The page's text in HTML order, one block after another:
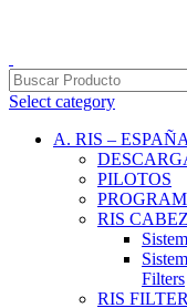
Select category
A. RIS – ESPAÑA
PILOTOS
RIS
Filters
RIS